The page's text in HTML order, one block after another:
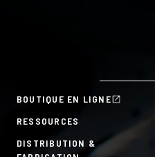
BOUTIQUE EN LIGNE
RESSOURCES
DISTRIBUTION &